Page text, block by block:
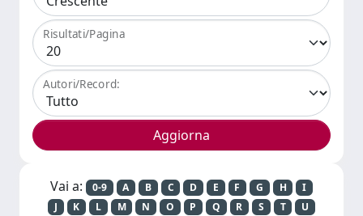
Risultati/Pagina
Autori/Record:
Vai a: 0-9 A B C D E F G H
I
J
K L M N O P Q R S T
U